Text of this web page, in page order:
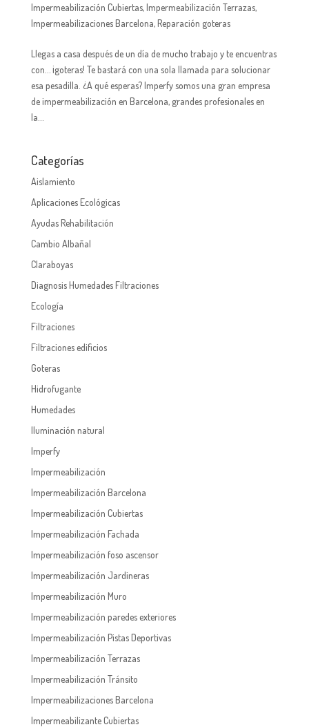
Impermeabilización Cubiertas,Impermeabilización Terrazas,
Impermeabilizaciones Barcelona,Reparación goteras
Llegas a casa después de un día de mucho trabajo y te encuentras
con… ¡goteras! Te bastará con una sola llamada para solucionar
esa pesadilla. ¿A qué esperas? Imperfy somos una gran empresa
de impermeabilización en Barcelona, grandes profesionales en
la...
Categorías
Aislamiento
Aplicaciones Ecológicas
Ayudas Rehabilitación
Cambio Albañal
Claraboyas
Diagnosis Humedades Filtraciones
Ecología
Filtraciones
Filtraciones edificios
Goteras
Hidrofugante
Humedades
Iluminación natural
Imperfy
Impermeabilización
Impermeabilización Barcelona
Impermeabilización Cubiertas
Impermeabilización Fachada
Impermeabilización foso ascensor
Impermeabilización Jardineras
Impermeabilización Muro
Impermeabilización paredes exteriores
Impermeabilización Pistas Deportivas
Impermeabilización Terrazas
Impermeabilización Tránsito
Impermeabilizaciones Barcelona
Impermeabilizante Cubiertas